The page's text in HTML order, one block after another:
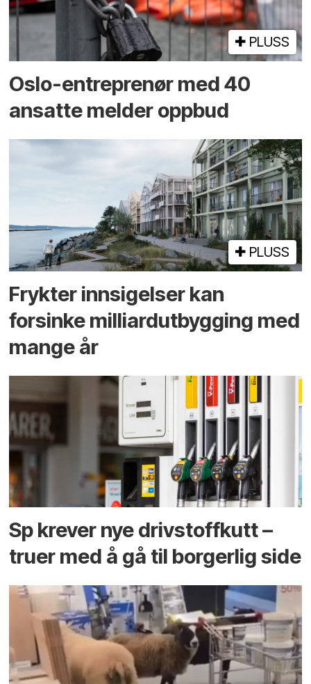
PLUSS
Oslo-entreprenør med 40
ansatte melder oppbud
PLUSS
Frykter innsigelser kan
forsinke milliard­utbygging med
mange år
Sp krever nye drivstoffkutt –
truer med å gå til borgerlig side